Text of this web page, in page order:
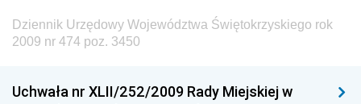
Dziennik Urzędowy Ministra Klimatu
Dziennik Urzędowy Ministra Funduszy i Polityki
Dziennik Urzędowy Województwa Świętokrzyskiego rok
2009 nr 474 poz. 3450
Uchwała nr XLII/252/2009 Rady Miejskiej w